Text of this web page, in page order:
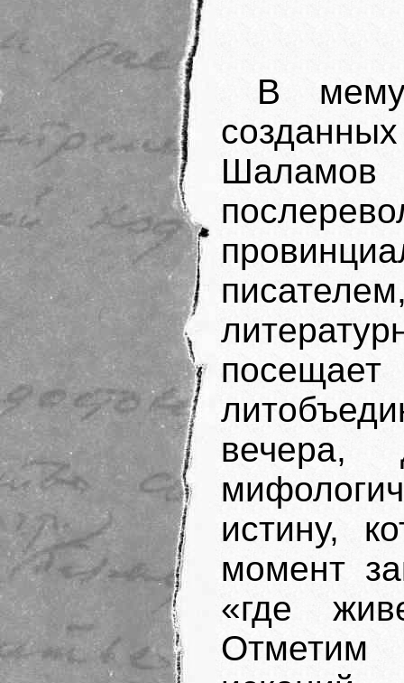
В
Шаламов
вечера,
истину,
момент
«где
Отметим